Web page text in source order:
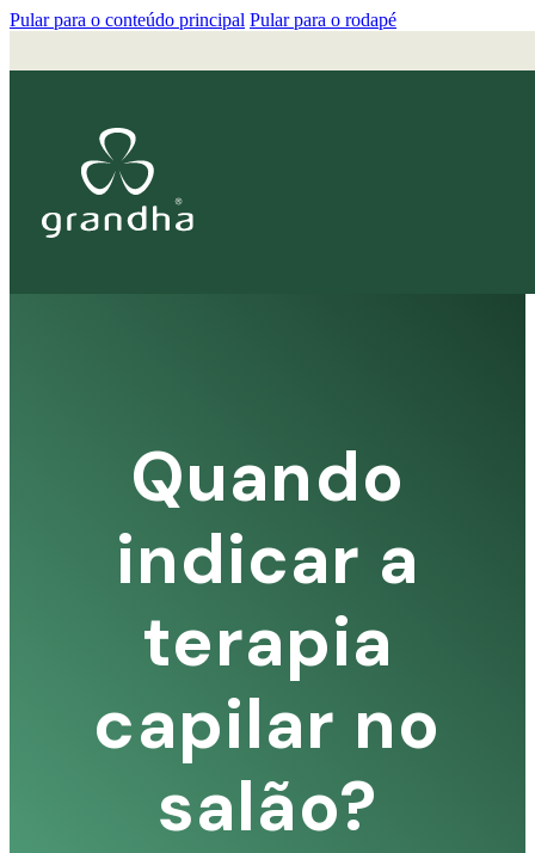
Pular para o conteúdo principal Pular para o rodapé
Quando
indicar a
terapia
capilar no
salão?